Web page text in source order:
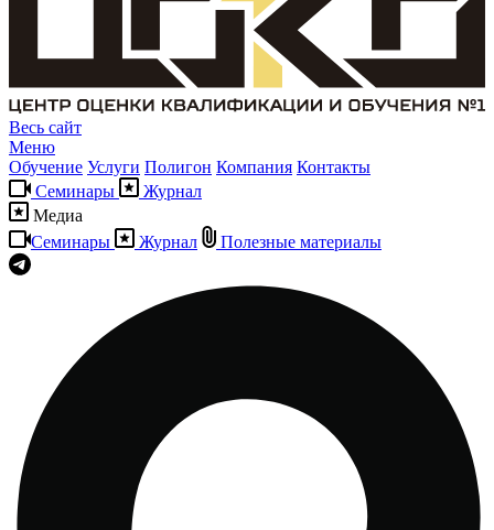
Весь сайт
Меню
Обучение Услуги Полигон Компания Контакты
Семинары
Журнал
Медиа
Семинары
Журнал Полезные материалы